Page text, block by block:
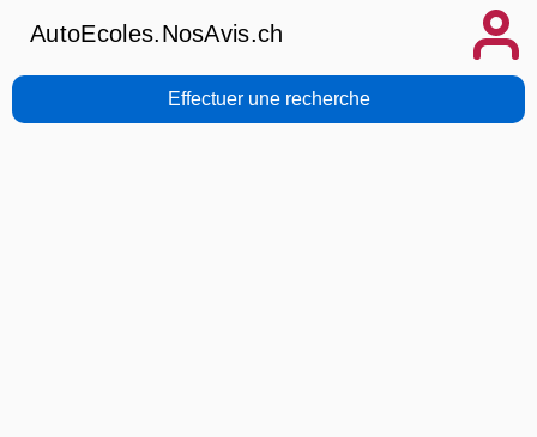
AutoEcoles.NosAvis.ch
Effectuer une recherche